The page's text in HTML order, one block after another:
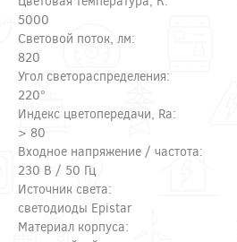
5000
Световой поток, лм:
820
Угол светораспределения:
220°
Индекс цветопередачи, Ra:
> 80
Входное напряжение / частота:
230 В / 50 Гц
Источник света:
светодиоды Epistar
Материал корпуса: